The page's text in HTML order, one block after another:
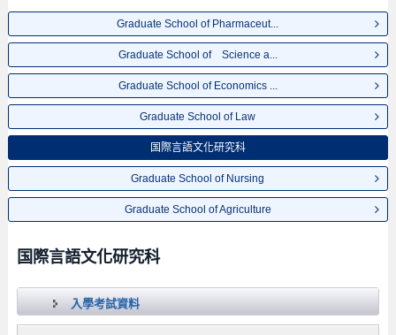
Graduate School of Pharmaceut...
Graduate School of Science a...
Graduate School of Economics ...
Graduate School of Law
国際言語文化研究科
Graduate School of Nursing
Graduate School of Agriculture
国際言語文化研究科
入學考試資料